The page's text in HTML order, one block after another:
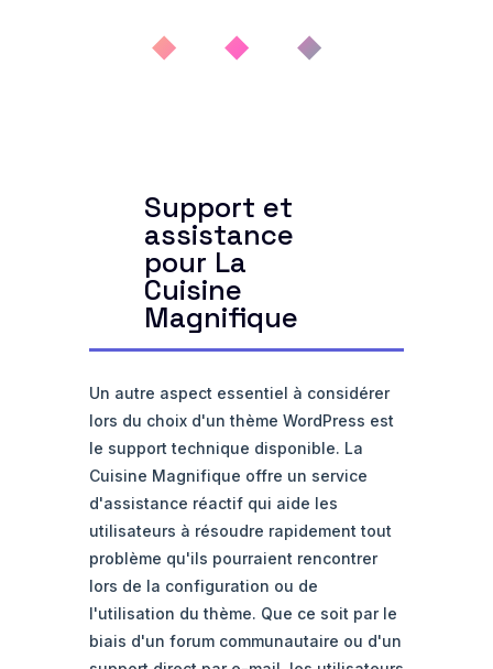
◆ ◆ ◆
Support et
assistance
pour La
Cuisine
Magnifique
Un autre aspect essentiel à considérer
lors du choix d'un thème WordPress est
le support technique disponible. La
Cuisine Magnifique offre un service
d'assistance réactif qui aide les
utilisateurs à résoudre rapidement tout
problème qu'ils pourraient rencontrer
lors de la configuration ou de
l'utilisation du thème. Que ce soit par le
biais d'un forum communautaire ou d'un